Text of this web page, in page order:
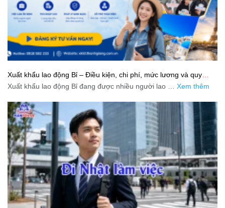
Xuất khẩu lao động Bỉ – Điều kiện, chi phí, mức lương và quy
trình chuẩn cho người lao động
Xuất khẩu lao động Bỉ đang được nhiều người lao … Xem thêm